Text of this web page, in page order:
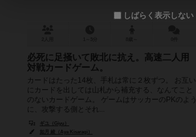
必死に足掻いて敗北に抗え。高速二人用
対戦カードゲーム。
カードはたった14枚、手札は常に２枚ずつ。 お互い
にカードを出しては山札から補充する、なんてこと
のないカードゲーム。 ゲームはサッカーのPKのよう
に、攻撃する側とそれ...
ギユ（Giyu）
如月 綾（Aya Kisaragi）
しばらく表示しない